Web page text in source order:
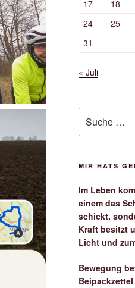
17
18
24
25
31
« Juli
nach:
MIR HATS
Im Leben
einem das
schickt,
Kraft besitzt
Licht und
Bewegung